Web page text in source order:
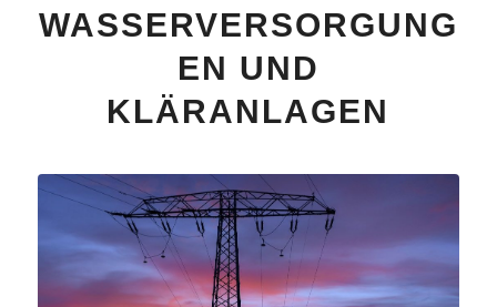
WASSERVERSORGUNG
EN UND
KLÄRANLAGEN